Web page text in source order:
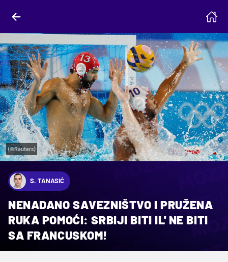
(©Reuters)
S. TANASIĆ
NENADANO SAVEZNIŠTVO I PRUŽENA
RUKA POMOĆI: SRBIJI BITI IL' NE BITI
SA FRANCUSKOM!